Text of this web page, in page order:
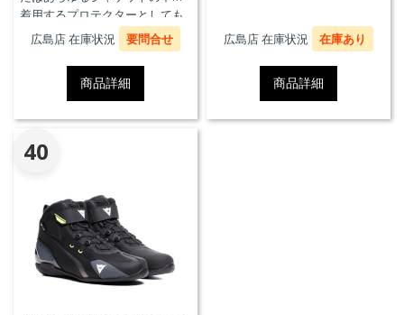
着用するプロテクターとしても
使用することができます。
広島店 在庫状況 要問合せ
商品詳細
広島店 在庫状況 在庫あり
商品詳細
40